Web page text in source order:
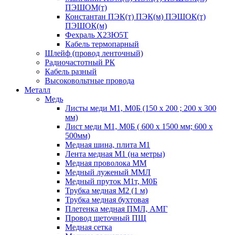
ПЭШОМ(т)
Константан ПЭК(т) ПЭК(м) ПЭШОК(т)
ПЭШОК(м)
Фехраль Х23Ю5Т
Кабель термопарный
Шлейф (провод ленточный)
Радиочастотный РК
Кабель разный
Высоковольтные провода
Металл
Медь
Листы меди М1, М0Б (150 х 200 ; 200 х 300
мм)
Лист меди М1, М0Б ( 600 х 1500 мм; 600 х
500мм)
Медная шина, плита М1
Лента медная М1 (на метры)
Медная проволока ММ
Медный луженый ММЛ
Медный пруток М1т, М0Б
Трубка медная М2 (1 м)
Трубка медная бухтовая
Плетенка медная ПМЛ, АМГ
Провод щеточный ПЩ
Медная сетка